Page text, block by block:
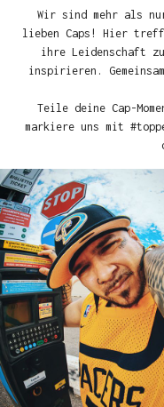
Wir sind mehr als
lieben Caps! Hier
ihre Leidenschaft
inspirieren.
Teile deine Cap-
markiere uns mit